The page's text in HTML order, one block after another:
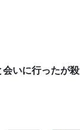
いに行ったが殺